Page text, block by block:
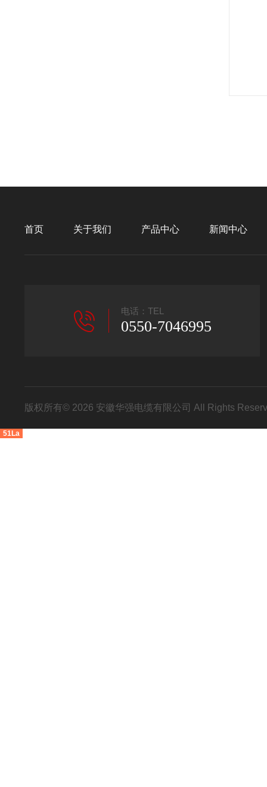
首页 关于我们 产品中心 新闻中心
电话：TEL
0550-7046995
版权所有© 2026 安徽华强电缆有限公司 All Rights
51La